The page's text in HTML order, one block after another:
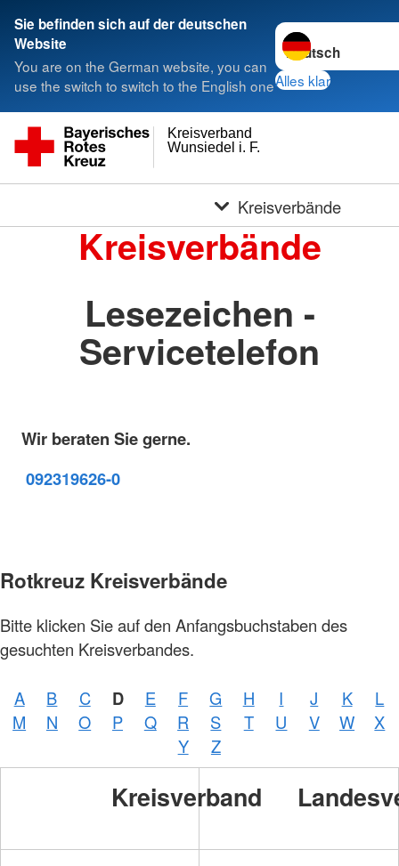
Sie befinden sich auf der deutschen
Website
You are on the German website, you can
use the switch to switch to the English one
Sprache wechseln
Alles klar
Wunsiedel i. F.
Kreisverband
Kreisverbände
Kreisverbände
Lesezeichen -
Servicetelefon
Wir beraten Sie gerne.
092319626-0
Rotkreuz Kreisverbände
Bitte klicken Sie auf den Anfangsbuchstaben des
gesuchten Kreisverbandes.
A B C D E F G H I J K
L
M
N O P Q R S T U V W
X
Y
Z
Kreisverband